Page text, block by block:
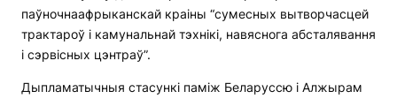
паўночнаафрыканскай краіны “сумесных вытворчасцей
трактароў і камунальнай тэхнікі, навяснога абсталявання
і сэрвісных цэнтраў”.
Дыпламатычныя стасункі паміж Беларуссю і Алжырам